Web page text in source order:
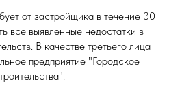
от застройщика в течение 30
все выявленные недостатки в
В качестве третьего лица
предприятие "Городское